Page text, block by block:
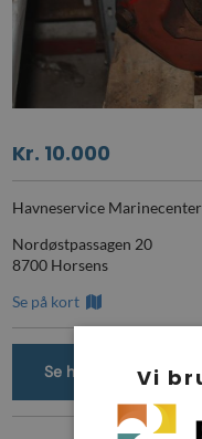
Kr. 10.000
Havneservice
Nordøstpassagen 20
8700 Horsens
Se på kort
Se hos forhandler
Vi